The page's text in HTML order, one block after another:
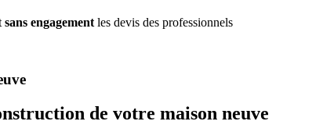
sans engagement les devis des professionnels
de votre maison neuve